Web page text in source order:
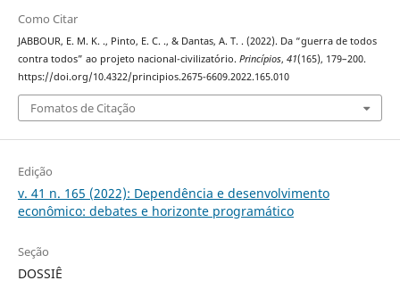
Como Citar
JABBOUR, E. M. K. ., Pinto, E. C. ., & Dantas, A. T. . (2022). Da “guerra de todos
contra todos” ao projeto nacional-civilizatório. Princípios, 41(165), 179–200.
https://doi.org/10.4322/principios.2675-6609.2022.165.010
Fomatos de Citação
Edição
v. 41 n. 165 (2022): Dependência e desenvolvimento
econômico: debates e horizonte programático
Seção
DOSSIÊ